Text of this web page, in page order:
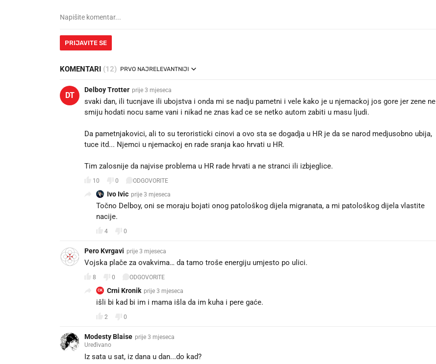
PRIJAVITE SE
KOMENTARI (12) PRVO NAJRELEVANTNIJI
DT
Delboy Trotter prije 3 mjeseca
svaki dan, ili tucnjave ili ubojstva i onda mi se nadju pametni i vele kako je u njemackoj jos gore jer zene ne
smiju hodati nocu same vani i nikad ne znas kad ce se netko autom zabiti u masu ljudi.
Da pametnjakovici, ali to su teroristicki cinovi a ovo sta se dogadja u HR je da se narod medjusobno ubija,
tuce itd... Njemci u njemackoj en rade sranja kao hrvati u HR.
Tim zalosnije da najvise problema u HR rade hrvati a ne stranci ili izbjeglice.
10 0 ODGOVORITE
Ivo Ivic prije 3 mjeseca
Točno Delboy, oni se moraju bojati onog patološkog dijela migranata, a mi patološkog dijela vlastite
nacije.
4 0
Pero Kvrgavi prije 3 mjeseca
Vojska plače za ovakvima… da tamo troše energiju umjesto po ulici.
8 0 ODGOVORITE
CK Crni Kronik prije 3 mjeseca
išli bi kad bi im i mama išla da im kuha i pere gaće.
2 0
Modesty Blaise prije 3 mjeseca
Uređivano
Iz sata u sat, iz dana u dan...do kad?